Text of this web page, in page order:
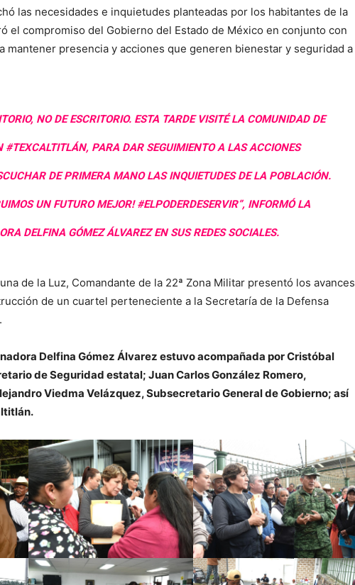
las necesidades e inquietudes planteadas por los habitantes de la
el compromiso del Gobierno del Estado de México en conjunto con
mantener presencia y acciones que generen bienestar y seguridad a
NO DE ESCRITORIO. ESTA TARDE VISITÉ LA COMUNIDAD DE
#TEXCALTITLÁN, PARA DAR SEGUIMIENTO A LAS ACCIONES
DE PRIMERA MANO LAS INQUIETUDES DE LA POBLACIÓN.
UN FUTURO MEJOR! #ELPODERDESERVIR”, INFORMÓ LA
DELFINA GÓMEZ ÁLVAREZ EN SUS REDES SOCIALES.
de la Luz, Comandante de la 22ª Zona Militar presentó los avances
de un cuartel perteneciente a la Secretaría de la Defensa
Delfina Gómez Álvarez estuvo acompañada por Cristóbal
de Seguridad estatal; Juan Carlos González Romero,
Viedma Velázquez, Subsecretario General de Gobierno; así